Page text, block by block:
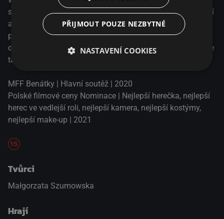
smutek a žal. Mysteriózní návštěvník má dar, jeho ruce léčí
a jeho oči pronikají do duší osamělých žen. Jeho ruský
přízvuk zní jako píseň minulosti, klidná melodie jejich
dětství, kdy byl svět bezpečnějším místem. Zhenia, protože
tak se jmenuje, mění jejich životy.
MFF Benátky | Hlavní soutěž | 2020
Polské filmové ceny Nominace | Nejlepší herečka, nejlepší
herec ve vedlejší roli, nejlepší kamera, nejlepší kostýmy,
nejlepší make-up | 2021
Tvůrci
Małgorzata Szumowska
Hrají
PŘIJMOUT POUZE NEZBYTNÉ
NASTAVENÍ COOKIES